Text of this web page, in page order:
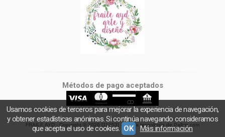
Métodos de pago aceptados
FRAILE AYD - Copyright © 2026 [11053] - Con la tecnología de Palbin.com
Usamos cookies de terceros para mejorar la experiencia de navegación,
y obtener estadísticas anónimas. Si continúa navegando consideramos
que acepta el uso de cookies. OK Más información